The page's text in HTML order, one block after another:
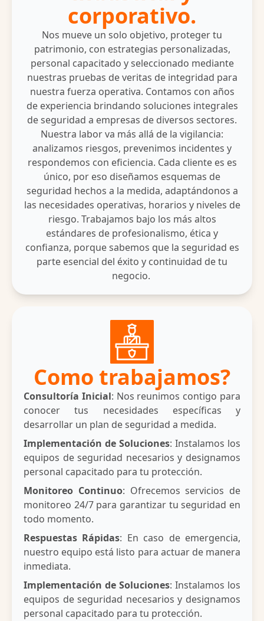
corporativo.
Nos mueve un solo objetivo, proteger tu
patrimonio, con estrategias personalizadas,
personal capacitado y seleccionado mediante
nuestras pruebas de veritas de integridad para
nuestra fuerza operativa. Contamos con años
de experiencia brindando soluciones integrales
de seguridad a empresas de diversos sectores.
Nuestra labor va más allá de la vigilancia:
analizamos riesgos, prevenimos incidentes y
respondemos con eficiencia. Cada cliente es es
único, por eso diseñamos esquemas de
seguridad hechos a la medida, adaptándonos a
las necesidades operativas, horarios y niveles de
riesgo. Trabajamos bajo los más altos
estándares de profesionalismo, ética y
confianza, porque sabemos que la seguridad es
parte esencial del éxito y continuidad de tu
negocio.
Como trabajamos?
Consultoría Inicial: Nos reunimos contigo para
conocer tus necesidades específicas y
desarrollar un plan de seguridad a medida.
Implementación de Soluciones: Instalamos los
equipos de seguridad necesarios y designamos
personal capacitado para tu protección.
Monitoreo Continuo: Ofrecemos servicios de
monitoreo 24/7 para garantizar tu seguridad en
todo momento.
Respuestas Rápidas: En caso de emergencia,
nuestro equipo está listo para actuar de manera
inmediata.
Implementación de Soluciones: Instalamos los
equipos de seguridad necesarios y designamos
personal capacitado para tu protección.